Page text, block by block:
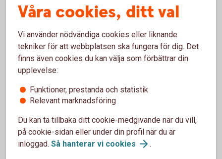
Bedöm tillgängligheten
. Saknas skogsvägar
Tänk till kring finansiering,räkna, analysera
och ta kontakt med banken i tid.
Tänk framåt , skogsbruk är långsiktigt.
Försök att förutse det oväntade
tänkas ha på fastigheten i framtiden, för
bostadsbyggande, vägar och annan
Våra cookies, ditt val
Vi använder nödvändiga cookies eller liknande
tekniker för att webbplatsen ska fungera för dig. Det
finns även cookies du kan välja som förbättrar din
upplevelse:
Funktioner, prestanda och statistik
Relevant marknadsföring
Du kan ta tillbaka ditt cookie-medgivande när du vill,
på cookie-sidan eller under din profil när du är
inloggad. Så hanterar vi cookies .